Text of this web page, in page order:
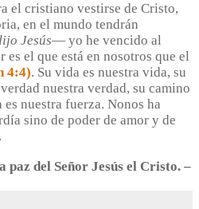
el cristiano vestirse de Cristo,
en el mundo tendrán
Jesús— yo he vencido al
es el que está en nosotros que el
4:4). Su vida es nuestra vida, su
nuestra verdad, su camino
nuestra fuerza. Nonos ha
sino de poder de amor y de
.
paz del Señor Jesús el Cristo. –